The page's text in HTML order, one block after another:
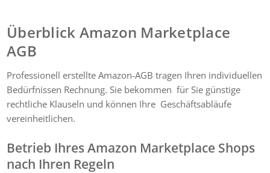
Überblick Amazon Marketplace
AGB
Professionell erstellte Amazon-AGB tragen Ihren individuellen
Bedürfnissen Rechnung. Sie bekommen für Sie günstige
rechtliche Klauseln und können Ihre Geschäftsabläufe
vereinheitlichen.
Betrieb Ihres Amazon Marketplace Shops
nach Ihren Regeln